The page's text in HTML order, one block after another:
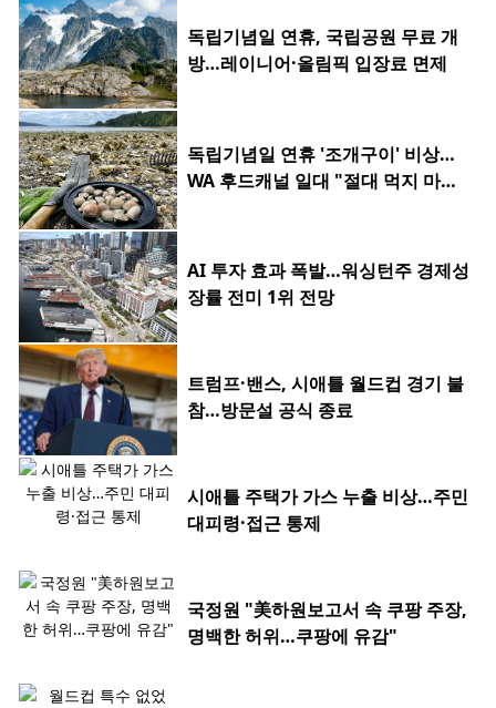
독립기념일 연휴, 국립공원 무료 개
방…레이니어·올림픽 입장료 면제
독립기념일 연휴 '조개구이' 비상…
WA 후드캐널 일대 "절대 먹지 마세
AI 투자 효과 폭발…워싱턴주 경제성
장률 전미 1위 전망
트럼프·밴스, 시애틀 월드컵 경기 불
참…방문설 공식 종료
시애틀 주택가 가스 누출 비상…주민
대피령·접근 통제
국정원 "美하원보고서 속 쿠팡 주장,
명백한 허위…쿠팡에 유감"